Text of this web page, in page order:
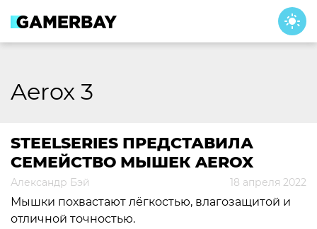
content
Aerox 3
STEELSERIES ПРЕДСТАВИЛА
СЕМЕЙСТВО МЫШЕК AEROX
Александр Бэй 18 апреля 2022
Мышки похвастают лёгкостью, влагозащитой и
отличной точностью.